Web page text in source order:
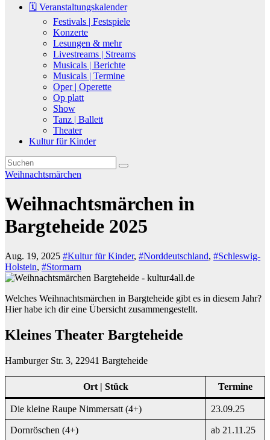
🗓️ Veranstaltungskalender
Festivals | Festspiele
Konzerte
Lesungen & mehr
Livestreams | Streams
Musicals | Berichte
Musicals | Termine
Oper | Operette
Op platt
Show
Tanz | Ballett
Theater
Kultur für Kinder
Weihnachtsmärchen
Weihnachtsmärchen in
Bargteheide 2025
Aug. 19, 2025 #Kultur für Kinder, #Norddeutschland, #Schleswig-
Holstein, #Stormarn
Welches Weihnachtsmärchen in Bargteheide gibt es in diesem Jahr?
Hier habe ich dir eine Übersicht zusammengestellt.
Kleines Theater Bargteheide
Hamburger Str. 3, 22941 Bargteheide
Ort | Stück Termine
Die kleine Raupe Nimmersatt (4+) 23.09.25
Dornröschen (4+) ab 21.11.25